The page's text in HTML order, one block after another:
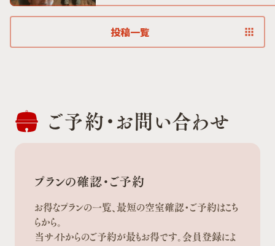
投稿一覧
ご予約・お問い合わせ
プランの確認・ご予約
お得なプランの一覧、最短の空室確認・ご予約はこち
らから。
当サイトからのご予約が最もお得です。会員登録によ